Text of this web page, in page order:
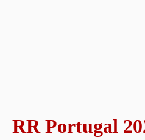
RR Portugal